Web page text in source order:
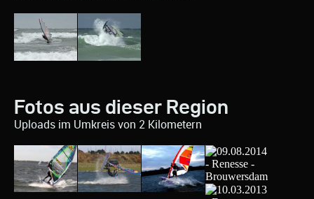
Fotos aus dieser Region
Uploads im Umkreis von 2 Kilometern